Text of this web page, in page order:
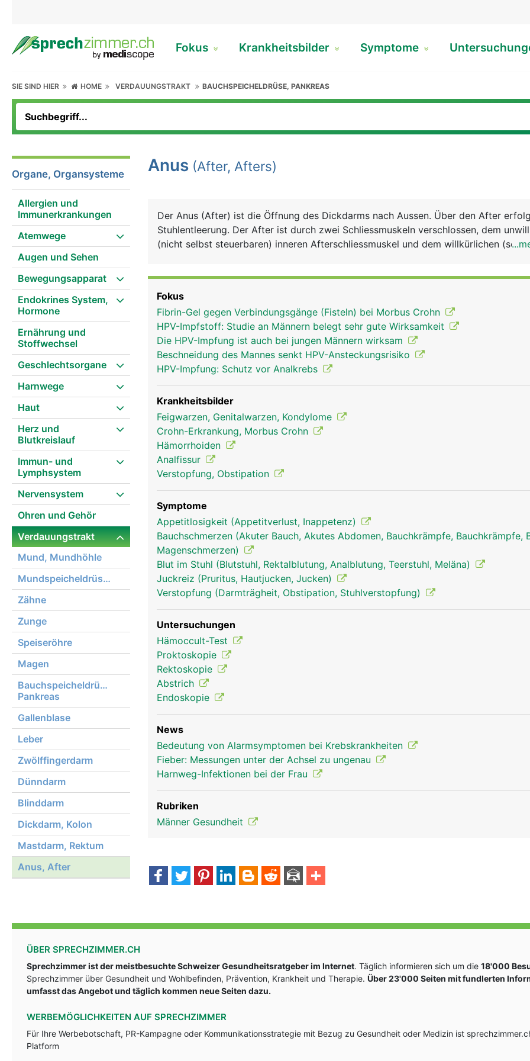
Fokus Krankheitsbilder Symptome
SIE SIND HIER HOME VERDAUUNGSTRAKT BAUCHSPEICHELDRÜSE, PANKREAS
Organe, Organsysteme
Allergien und
Immunerkrankungen
Atemwege
Augen und Sehen
Bewegungsapparat
Endokrines System,
Hormone
Ernährung und
Stoffwechsel
Geschlechtsorgane
Harnwege
Haut
Herz und
Blutkreislauf
Immun- und
Lymphsystem
Nervensystem
Ohren und Gehör
Verdauungstrakt
Mund, Mundhöhle
Mundspeicheldrüsen
Zähne
Zunge
Speiseröhre
Magen
Bauchspeicheldrüse,
Pankreas
Gallenblase
Leber
Zwölffingerdarm
Dünndarm
Blinddarm
Dickdarm, Kolon
Mastdarm, Rektum
Anus, After
Anus (After, Afters)
Der Anus (After) ist die Öffnung des Dickdarms nach Aussen. Über den After
Stuhlentleerung. Der After ist durch zwei Schliessmuskeln verschlossen, dem
(nicht selbst steuerbaren) inneren Afterschliessmuskel und dem willkürlichen
anus frau anus mann
Fokus
Fibrin-Gel gegen Verbindungsgänge (Fisteln) bei Morbus Crohn
HPV-Impfstoff: Studie an Männern belegt sehr gute Wirksamkeit
Die HPV-Impfung ist auch bei jungen Männern wirksam
Beschneidung des Mannes senkt HPV-Ansteckungsrisiko
HPV-Impfung: Schutz vor Analkrebs
Krankheitsbilder
Feigwarzen, Genitalwarzen, Kondylome
Crohn-Erkrankung, Morbus Crohn
Hämorrhoiden
Analfissur
Verstopfung, Obstipation
Symptome
Appetitlosigkeit (Appetitverlust, Inappetenz)
Bauchschmerzen (Akuter Bauch, Akutes Abdomen, Bauchkrämpfe, Bauchkrämpfe,
Magenschmerzen)
Blut im Stuhl (Blutstuhl, Rektalblutung, Analblutung, Teerstuhl, Meläna)
Juckreiz (Pruritus, Hautjucken, Jucken)
Verstopfung (Darmträgheit, Obstipation, Stuhlverstopfung)
Untersuchungen
Hämoccult-Test
Proktoskopie
Rektoskopie
Abstrich
Endoskopie
News
Bedeutung von Alarmsymptomen bei Krebskrankheiten
Fieber: Messungen unter der Achsel zu ungenau
Harnweg-Infektionen bei der Frau
Rubriken
Männer Gesundheit
ÜBER SPRECHZIMMER.CH
Sprechzimmer ist der meistbesuchte Schweizer Gesundheitsratgeber im Internet. Täglich informieren sich um die 18'000
Sprechzimmer über Gesundheit und Wohlbefinden, Prävention, Krankheit und Therapie. Über 23'000 Seiten mit fundlerten
umfasst das Angebot und täglich kommen neue Seiten dazu.
WERBEMÖGLICHKEITEN AUF SPRECHZIMMER
Für Ihre Werbebotschaft, PR-Kampagne oder Kommunikationsstrategie mit Bezug zu Gesundheit oder Medizin ist
Platform